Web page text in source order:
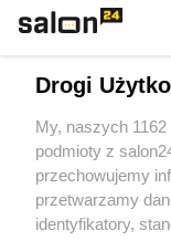
Sport
Kultura
Drogi
My, naszych
podmioty z
przechowujemy
przetwarzamy
identyfikatory,